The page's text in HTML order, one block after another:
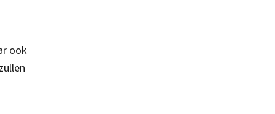
ook